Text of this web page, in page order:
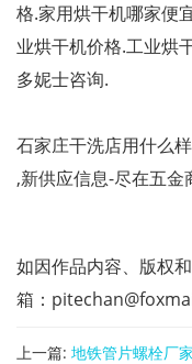
格.家用烘干机哪家便
业烘干机价格.工业烘
多妮士咨询.
石家庄干洗店用什么
,新供应信息-尽在五金
如因作品内容、版权
箱：
上一篇: 地铁管片螺栓厂